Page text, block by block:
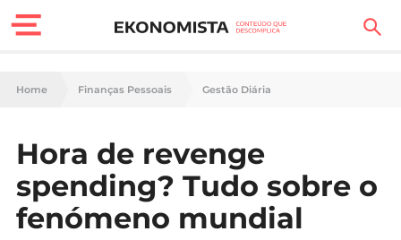
Finanças Pessoais
Carreira
Casa
Home Finanças Pessoais Gestão Diária
Hora de revenge
spending? Tudo sobre o
fenómeno mundial